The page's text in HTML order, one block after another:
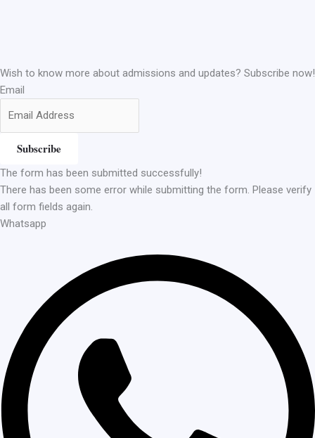
Wish to know more about admissions and updates? Subscribe now!
Email
Subscribe
The form has been submitted successfully!
There has been some error while submitting the form. Please verify
all form fields again.
Whatsapp